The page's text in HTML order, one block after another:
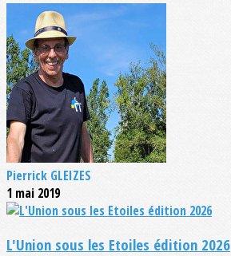
Pierrick GLEIZES
1 mai 2019
L'Union sous les Etoiles édition 2026